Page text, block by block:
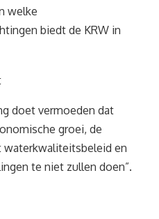
welke
biedt de KRW in
doet vermoeden dat
groei, de
en
te niet zullen doen”.